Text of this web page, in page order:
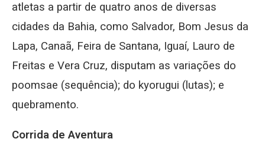
atletas a partir de quatro anos de diversas
cidades da Bahia, como Salvador, Bom Jesus da
Lapa, Canaã, Feira de Santana, Iguaí, Lauro de
Freitas e Vera Cruz, disputam as variações do
poomsae (sequência); do kyorugui (lutas); e
quebramento.
Corrida de Aventura